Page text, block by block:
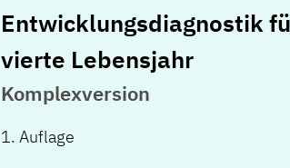
Entwicklungsdiagnostik
vierte Lebensjahr
Komplexversion
1. Auflage